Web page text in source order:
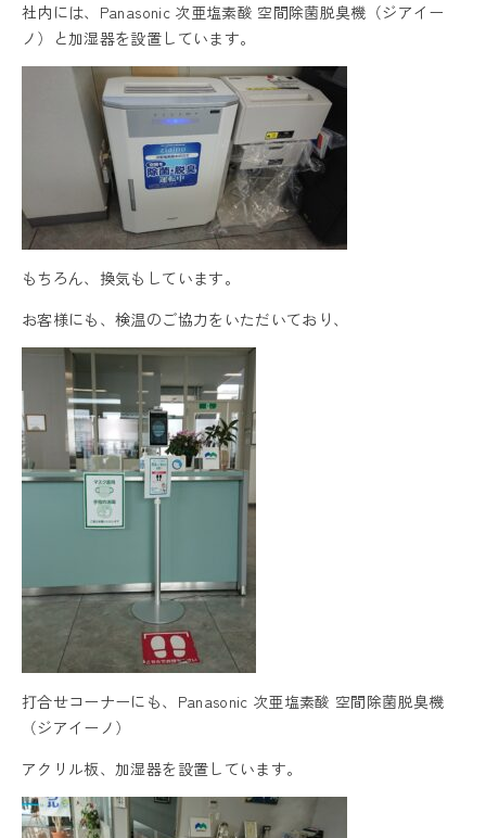
社内には、Panasonic 次亜塩素酸 空間除菌脱臭機（ジアイー
ノ）と加湿器を設置しています。
もちろん、換気もしています。
お客様にも、検温のご協力をいただいており、
打合せコーナーにも、Panasonic 次亜塩素酸 空間除菌脱臭機
（ジアイーノ）
アクリル板、加湿器を設置しています。